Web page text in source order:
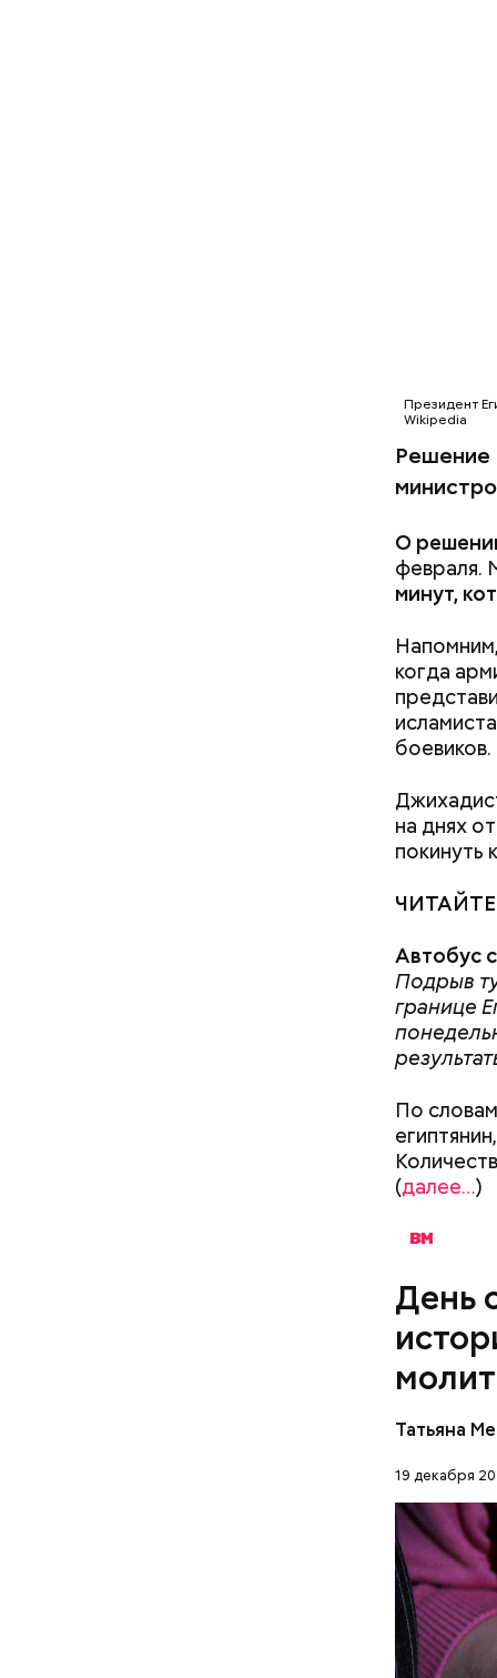
Президент
Wikipedia
Решение
О
февраля.
минут,
когда
исламиста
боевиков.
на днях
покинуть
Автобус
Подрыв
границе
По
(далее…)
День
Татьяна
19 декабря
очень
Как
детства
решение
храме, а
возвел в
стал
лучше
Как
ЦЕРКОВЬ
мелко
к ним
10-15
тушить в
Салат